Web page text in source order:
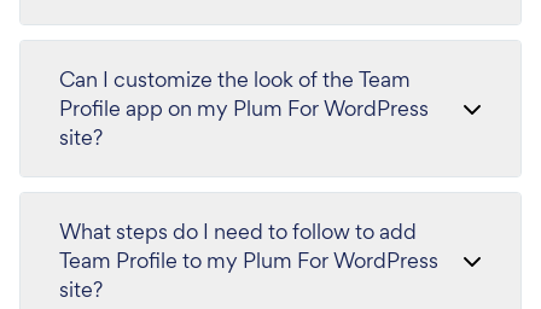
Can I customize the look of the Team
Profile app on my Plum For WordPress
site?
What steps do I need to follow to add
Team Profile to my Plum For WordPress
site?